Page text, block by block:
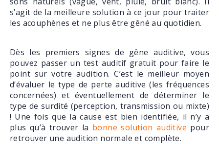
s’agit de la meilleure solution à ce jour pour traiter
les acouphènes et ne plus être gêné au quotidien.
Dès les premiers signes de gêne auditive, vous
pouvez passer un test auditif gratuit pour faire le
point sur votre audition. C’est le meilleur moyen
d’évaluer le type de perte auditive (les fréquences
concernées) et éventuellement de déterminer le
type de surdité (perception, transmission ou mixte)
! Une fois que la cause est bien identifiée, il n’y a
plus qu’à trouver la bonne solution auditive pour
retrouver une audition normale et complète.